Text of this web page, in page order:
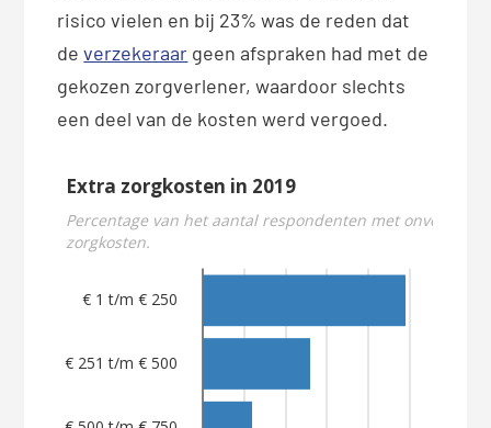
risico vielen en bij 23% was de reden dat
deverzekeraar geen afspraken had met de
gekozen zorgverlener, waardoor slechts
een deel van de kosten werd vergoed.